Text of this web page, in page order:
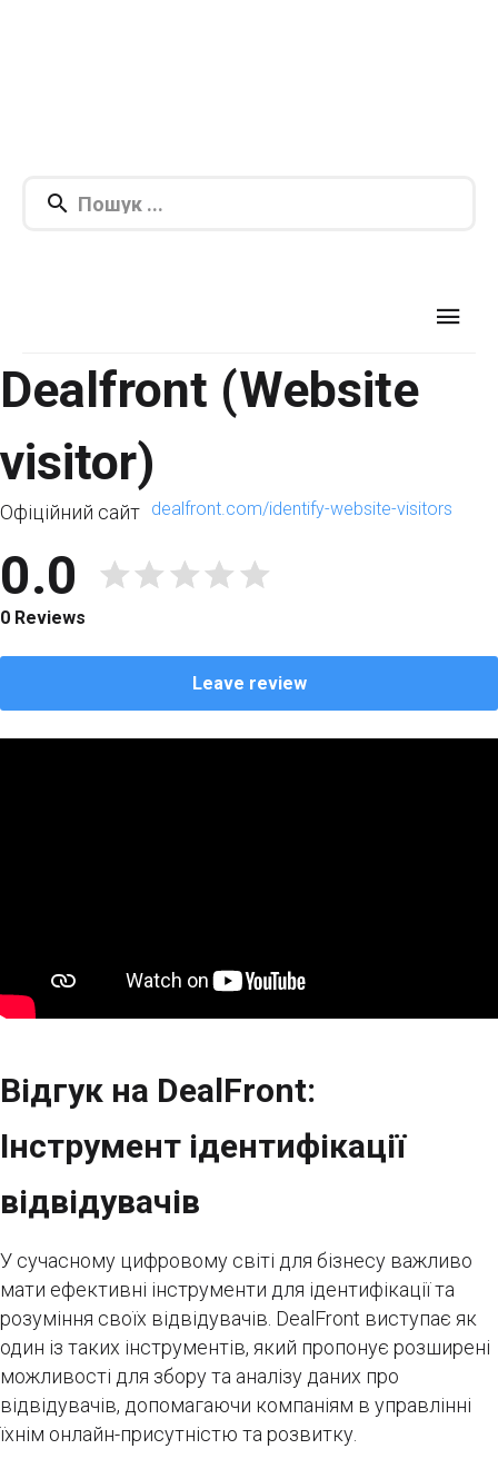
Dealfront (Website
visitor)
Офіційний сайт dealfront.com/identify-website-visitors
0.0
0 Reviews
Leave review
Відгук на DealFront:
Інструмент ідентифікації
відвідувачів
У сучасному цифровому світі для бізнесу важливо
мати ефективні інструменти для ідентифікації та
розуміння своїх відвідувачів. DealFront виступає як
один із таких інструментів, який пропонує розширені
можливості для збору та аналізу даних про
відвідувачів, допомагаючи компаніям в управлінні
їхнім онлайн-присутністю та розвитку.